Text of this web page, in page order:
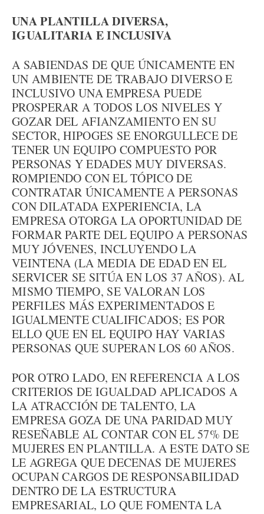
UNA PLANTILLA DIVERSA,
IGUALITARIA E INCLUSIVA
A SABIENDAS DE QUE ÚNICAMENTE EN
UN AMBIENTE DE TRABAJO DIVERSO E
INCLUSIVO UNA EMPRESA PUEDE
PROSPERAR A TODOS LOS NIVELES Y
GOZAR DEL AFIANZAMIENTO EN SU
SECTOR, HIPOGES SE ENORGULLECE DE
TENER UN EQUIPO COMPUESTO POR
PERSONAS Y EDADES MUY DIVERSAS.
ROMPIENDO CON EL TÓPICO DE
CONTRATAR ÚNICAMENTE A PERSONAS
CON DILATADA EXPERIENCIA, LA
EMPRESA OTORGA LA OPORTUNIDAD DE
FORMAR PARTE DEL EQUIPO A PERSONAS
MUY JÓVENES, INCLUYENDO LA
VEINTENA (LA MEDIA DE EDAD EN EL
SERVICER SE SITÚA EN LOS 37 AÑOS). AL
MISMO TIEMPO, SE VALORAN LOS
PERFILES MÁS EXPERIMENTADOS E
IGUALMENTE CUALIFICADOS; ES POR
ELLO QUE EN EL EQUIPO HAY VARIAS
PERSONAS QUE SUPERAN LOS 60 AÑOS.
POR OTRO LADO, EN REFERENCIA A LOS
CRITERIOS DE IGUALDAD APLICADOS A
LA ATRACCIÓN DE TALENTO, LA
EMPRESA GOZA DE UNA PARIDAD MUY
RESEÑABLE AL CONTAR CON EL 57% DE
MUJERES EN PLANTILLA. A ESTE DATO SE
LE AGREGA QUE DECENAS DE MUJERES
OCUPAN CARGOS DE RESPONSABILIDAD
DENTRO DE LA ESTRUCTURA
EMPRESARIAL, LO QUE FOMENTA LA